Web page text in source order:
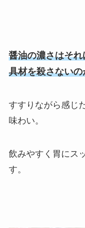
醤油の濃さはそ
具材を殺さない
すすりながら感じ
味わい。
飲みやすく胃にス
す。